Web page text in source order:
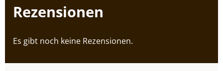
Rezensionen
Es gibt noch keine Rezensionen.